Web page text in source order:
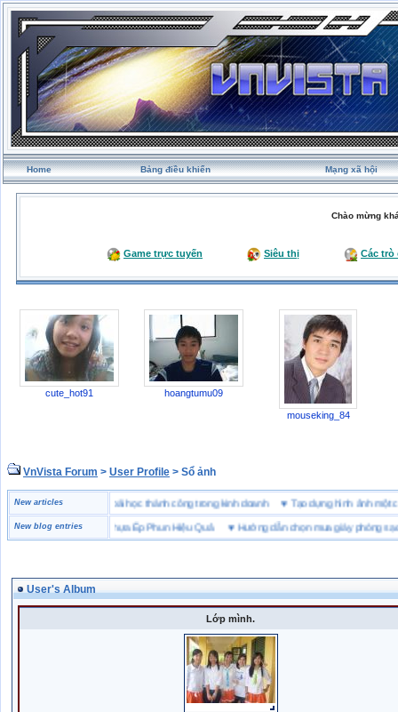
Home Bảng điều khiển Mạng xã hội
Chào mừng
Game trực tuyến Siêu thị Các trò
cute_hot91 hoangtumu09
mouseking_84
VnVista Forum > User Profile > Sổ ảnh
New articles
biệt” của Microsoft ♥4 bài học thành công trong kinh doanh♥Tạo dựng hình ảnh
New blog entries
Bột Màu Cho Nhựa Ép Phun Hiệu Quả♥ Hướng dẫn chọn mua giày phòng sạch
User's Album
Lớp mình.